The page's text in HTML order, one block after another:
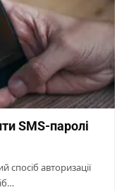
SMS-паролі
спосіб авторизації